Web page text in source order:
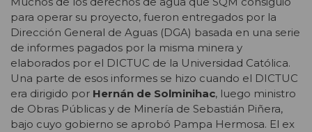
para operar su proyecto, fueron entregados por la
Dirección General de Aguas (DGA) basada en una serie
de informes pagados por la misma minera y
elaborados por el DICTUC de la Universidad Católica.
Una parte de esos informes se hizo cuando el DICTUC
era dirigido por Hernán de Solminihac, luego ministro
de Obras Públicas y de Minería de Sebastián Piñera,
bajo cuyo gobierno se aprobó Pampa Hermosa. El ex